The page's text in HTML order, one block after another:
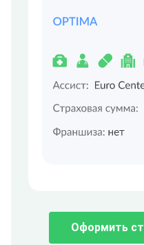
Оформить